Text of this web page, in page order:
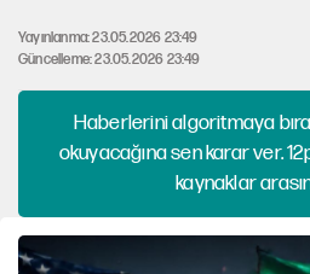
Yayınlanma: 23.05.2026 23:49
Güncelleme: 23.05.2026 23:49
Haberlerini algoritmaya
okuyacağına sen karar ver.
kaynaklar